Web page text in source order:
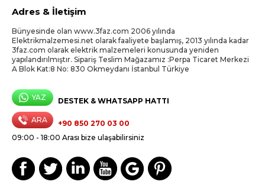
Adres & İletişim
Bünyesinde olan www.3faz.com 2006 yılında
Elektrikmalzemesi.net olarak faaliyete başlamış, 2013 yılında kadar
3faz.com olarak elektrik malzemeleri konusunda yeniden
yapılandırılmıştır. Sipariş Teslim Mağazamız :Perpa Ticaret Merkezi
A Blok Kat:8 No: 830 Okmeydanı İstanbul Türkiye
YAZ DESTEK & WHATSAPP HATTI
ARA
+90 850 270 03 00
09:00 - 18:00 Arası bize ulaşabilirsiniz